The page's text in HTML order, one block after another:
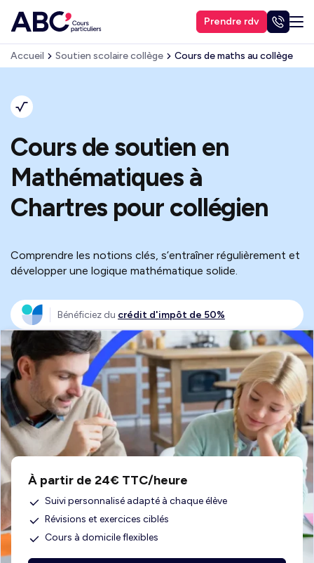
Prendre rdv
Accueil Soutien scolaire collège Cours de maths au collège
Cours de soutien en
Mathématiques à
Chartres pour collégien
Comprendre les notions clés, s’entraîner régulièrement et
développer une logique mathématique solide.
Bénéficiez du crédit d'impôt de 50%
À partir de 24€ TTC/heure
Suivi personnalisé adapté à chaque élève
Révisions et exercices ciblés
Cours à domicile flexibles